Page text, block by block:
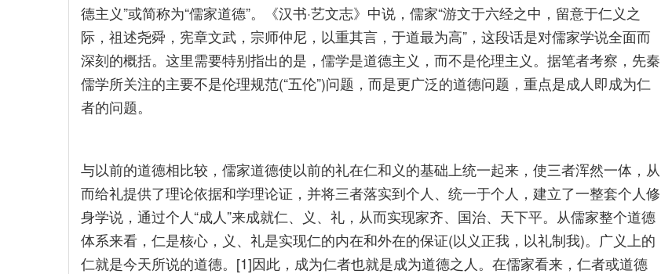
德主义”或简称为“儒家道德”。《汉书·艺文志》中说，儒家“游文于六经之中，留意于仁义之
际，祖述尧舜，宪章文武，宗师仲尼，以重其言，于道最为高”，这段话是对儒家学说全面而
深刻的概括。这里需要特别指出的是，儒学是道德主义，而不是伦理主义。据笔者考察，先秦
儒学所关注的主要不是伦理规范(“五伦”)问题，而是更广泛的道德问题，重点是成人即成为仁
者的问题。
与以前的道德相比较，儒家道德使以前的礼在仁和义的基础上统一起来，使三者浑然一体，从
而给礼提供了理论依据和学理论证，并将三者落实到个人、统一于个人，建立了一整套个人修
身学说，通过个人“成人”来成就仁、义、礼，从而实现家齐、国治、天下平。从儒家整个道德
体系来看，仁是核心，义、礼是实现仁的内在和外在的保证(以义正我，以礼制我)。广义上的
仁就是今天所说的道德。[1]因此，成为仁者也就是成为道德之人。在儒家看来，仁者或道德